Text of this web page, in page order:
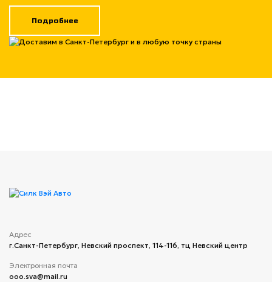
Подробнее
Адрес
г.Санкт-Петербург, ​Невский проспект, 114-116, тц Невский центр
Электронная почта
ooo.sva@mail.ru